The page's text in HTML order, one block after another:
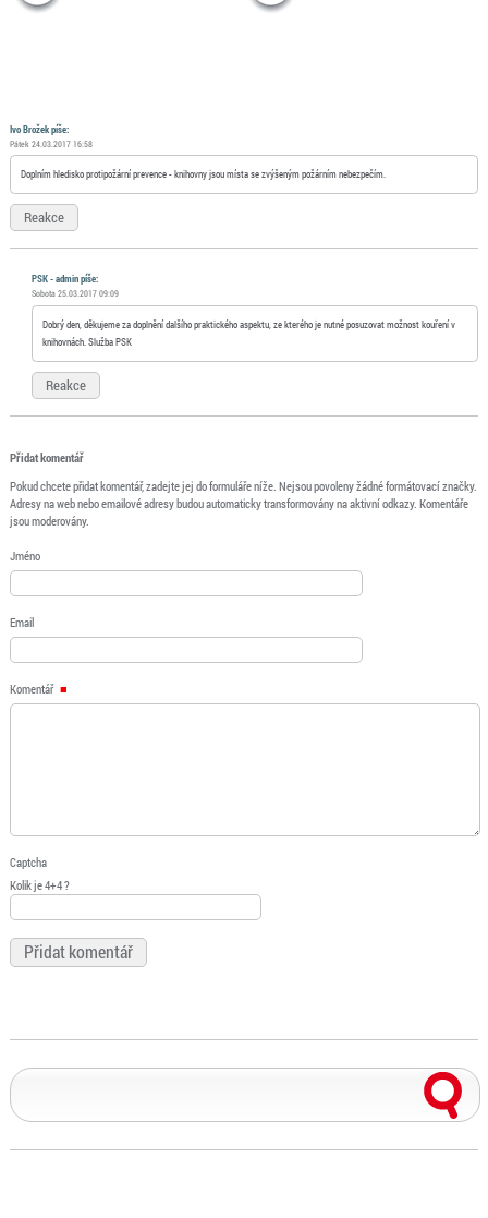
Ivo Brožek píše:
Pátek 24.03.2017 16:58
Doplním hledisko protipožární prevence - knihovny jsou místa se zvýšeným požárním nebezpečím.
Reakce
PSK - admin píše:
Sobota 25.03.2017 09:09
Dobrý den, děkujeme za doplnění dalšího praktického aspektu, ze kterého je nutné posuzovat možnost kouření v
knihovnách. Služba PSK
Reakce
Přidat komentář
Pokud chcete přidat komentář, zadejte jej do formuláře níže. Nejsou povoleny žádné formátovací značky.
Adresy na web nebo emailové adresy budou automaticky transformovány na aktivní odkazy. Komentáře
jsou moderovány.
Jméno
Email
Komentář
Captcha
Kolik je 4+4 ?